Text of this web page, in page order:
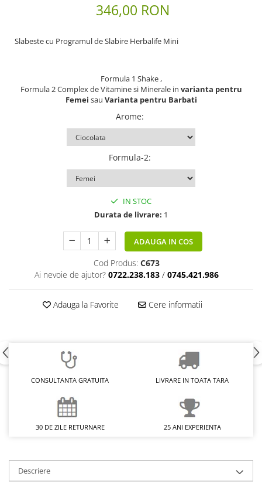
HL / SKIN
346,00 RON
Slabeste cu Programul de Slabire Herbalife Mini
Formula 1 Shake ,
Formula 2 Complex de Vitamine si Minerale in varianta pentru
Femei sau Varianta pentru Barbati
Arome:
Formula-2:
IN STOC
Durata de livrare: 1
ADAUGA IN COS
Cod Produs: C673
Ai nevoie de ajutor? 0722.238.183 / 0745.421.986
Adauga la Favorite Cere informatii
CONSULTANTA GRATUITA LIVRARE IN TOATA TARA
30 DE ZILE RETURNARE 25 ANI EXPERIENTA
Descriere